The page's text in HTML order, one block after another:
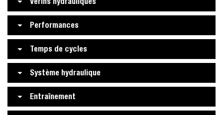
Performances
Temps de cycles
Système hydraulique
Entraînement